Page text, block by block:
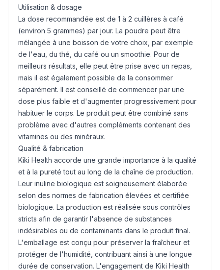
Utilisation & dosage
La dose recommandée est de 1 à 2 cuillères à café
(environ 5 grammes) par jour. La poudre peut être
mélangée à une boisson de votre choix, par exemple
de l'eau, du thé, du café ou un smoothie. Pour de
meilleurs résultats, elle peut être prise avec un repas,
mais il est également possible de la consommer
séparément. Il est conseillé de commencer par une
dose plus faible et d'augmenter progressivement pour
habituer le corps. Le produit peut être combiné sans
problème avec d'autres compléments contenant des
vitamines ou des minéraux.
Qualité & fabrication
Kiki Health accorde une grande importance à la qualité
et à la pureté tout au long de la chaîne de production.
Leur inuline biologique est soigneusement élaborée
selon des normes de fabrication élevées et certifiée
biologique. La production est réalisée sous contrôles
stricts afin de garantir l'absence de substances
indésirables ou de contaminants dans le produit final.
L'emballage est conçu pour préserver la fraîcheur et
protéger de l'humidité, contribuant ainsi à une longue
durée de conservation. L'engagement de Kiki Health